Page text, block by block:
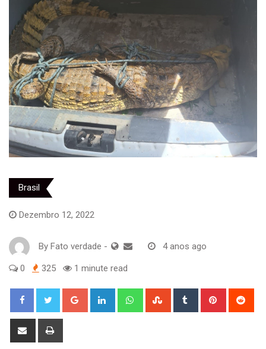
Brasil
Dezembro 12, 2022
By Fato verdade - 4 anos ago
0 325 1 minute read
Google+ LinkedIn WhatsappStumbleUpon
Tumblr Pinterest
Share